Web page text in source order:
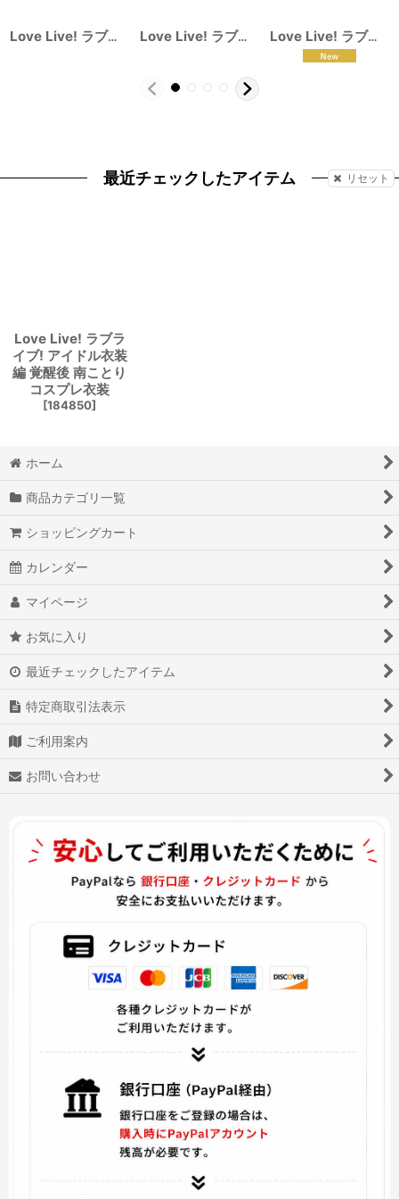
Love Live! ラブライブ! サンシャイン!! Aqours 黒澤ルビィ 国木田花丸 津島善子 コスプレ衣装 Love Live! ラブライブ! ベースボール編 覚醒前 矢澤 にこ コスプレ衣装 Love Live! ラブライブ! 南ことり 婦警 覚醒後 コスプレ衣装
最近チェックしたアイテム リセット
Love Live! ラブラ
イブ! アイドル衣装
編 覚醒後 南ことり
コスプレ衣装
[184850]
ホーム
商品カテゴリ一覧
ショッピングカート
カレンダー
マイページ
お気に入り
最近チェックしたアイテム
特定商取引法表示
ご利用案内
お問い合わせ